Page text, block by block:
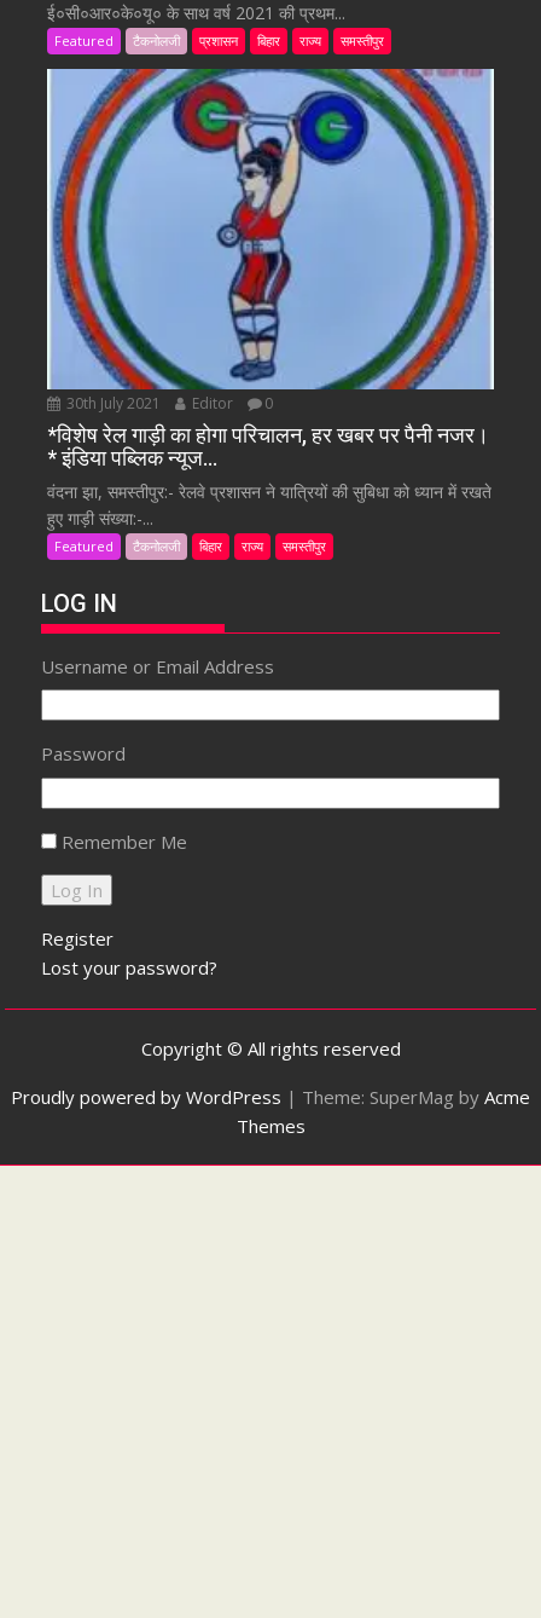
ई०सी०आर०के०यू० के साथ वर्ष 2021 की प्रथम...
Featured टैकनोलजी प्रशासन बिहार राज्य समस्तीपुर
30th July 2021 Editor 0
*विशेष रेल गाड़ी का होगा परिचालन, हर खबर पर पैनी नजर।
* इंडिया पब्लिक न्यूज…
वंदना झा, समस्तीपुर:- रेलवे प्रशासन ने यात्रियों की सुबिधा को ध्यान में रखते
हुए गाड़ी संख्या:-...
Featured टैकनोलजी बिहार राज्य समस्तीपुर
LOG IN
Username or Email Address
Password
Remember Me
Register
Lost your password?
Copyright © All rights reserved
Proudly powered by WordPress | Theme: SuperMag by Acme
Themes